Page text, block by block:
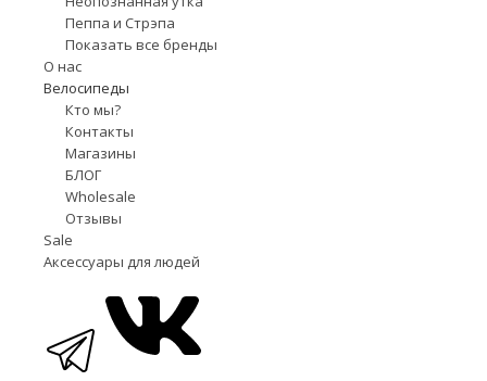
Пеппа и Стрэпа
Показать все бренды
О нас
Велосипеды
Кто мы?
Контакты
Магазины
БЛОГ
Wholesale
Отзывы
Sale
Аксессуары для людей